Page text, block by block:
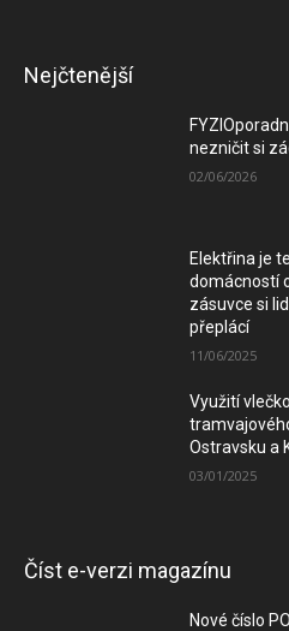
Nejčtenější
nezničit si
02/06/2026
Elektřina je
domácností
zásuvce si
přeplácí
11/06/2025
Využití
Ostravsku a
03/01/2025
Číst e-verzi magazínu
Nové číslo